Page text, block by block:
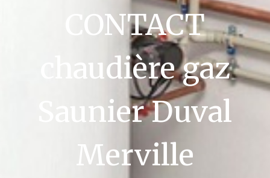
CONTACT
chaudière gaz
Saunier Duval
Merville